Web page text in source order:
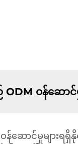
ဝန်ဆောင်
န်ဆောင်မှုများ